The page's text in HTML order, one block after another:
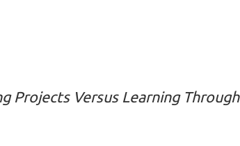
Projects Versus Learning Through